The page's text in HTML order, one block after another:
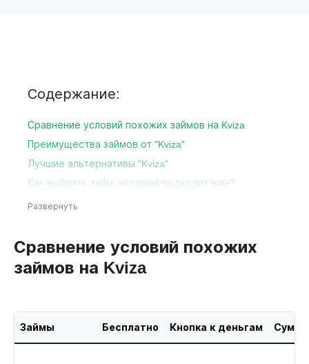
Содержание:
Сравнение условий похожих займов на Kviza
Преимущества займов от "Kviza"
Лучшие альтернативы "Kviza"
Как выбрать займ, который подходит вам?
Развернуть
Сравнение условий похожих
займов на Kviza
Займы Бесплатно Кнопка к деньгам Сумма